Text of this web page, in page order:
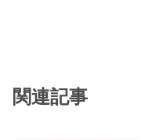
関連記事